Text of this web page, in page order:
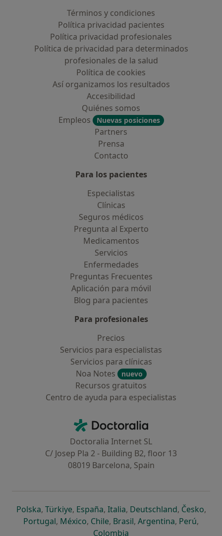
Términos y condiciones
Política privacidad pacientes
Política privacidad profesionales
Política de privacidad para determinados
profesionales de la salud
Política de cookies
Así organizamos los resultados
Accesibilidad
Quiénes somos
Empleos
Nuevas posiciones
Partners
Prensa
Contacto
Para los pacientes
Especialistas
Clínicas
Seguros médicos
Pregunta al Experto
Medicamentos
Servicios
Enfermedades
Preguntas Frecuentes
Aplicación para móvil
Blog para pacientes
Para profesionales
Precios
Servicios para especialistas
Servicios para clínicas
Noa Notes
nuevo
Recursos gratuitos
Centro de ayuda para especialistas
Doctoralia - Página de inicio
Doctoralia Internet SL
C/ Josep Pla 2 - Building B2, floor 13
08019 Barcelona, Spain
Polskase abre en una nueva pestaña
, Türkiyese abre en una nueva pestaña
, Españase abre en una nueva pestaña
, Italiase abre en una nueva
, Deutschlandse abre en
, Českose
,
Portugalse abre en una nueva pestaña
, Méxicose abre en una nueva pestaña
, Chilese abre en una nueva pestaña
, Brasilse abre en una nueva
, Argentinase abre en
, Perúse
,
Colombia